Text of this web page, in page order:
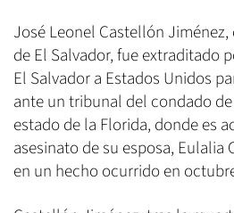
José Leonel Castellón
de El Salvador, fue extraditado
El Salvador a Estados Unidos
ante un tribunal del condado
estado de la Florida, donde es
asesinato de su esposa, Eulalia
en un hecho ocurrido en